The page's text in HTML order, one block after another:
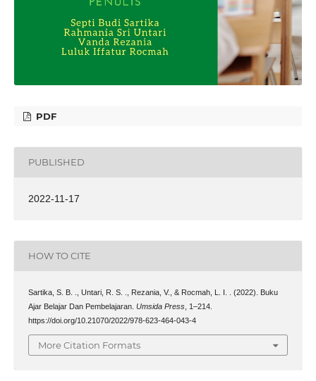
PDF
PUBLISHED
2022-11-17
HOW TO CITE
Sartika, S. B. ., Untari, R. S. ., Rezania, V., & Rocmah, L. I. . (2022). Buku
Ajar Belajar Dan Pembelajaran. Umsida Press, 1–214.
https://doi.org/10.21070/2022/978-623-464-043-4
More Citation Formats